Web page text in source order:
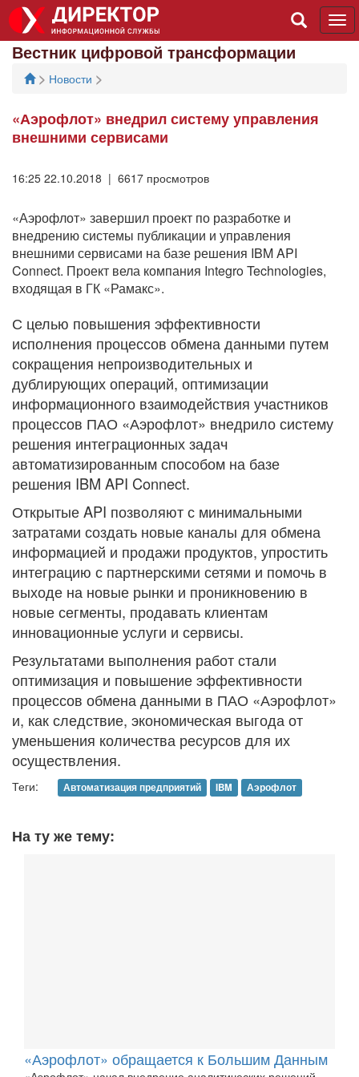
Вестник цифровой трансформации
> Новости >
«Аэрофлот» внедрил систему управления
внешними сервисами
16:25 22.10.2018 | 6617 просмотров
«Аэрофлот» завершил проект по разработке и
внедрению системы публикации и управления
внешними сервисами на базе решения IBM API
Connect. Проект вела компания Integro Technologies,
входящая в ГК «Рамакс».
С целью повышения эффективности
исполнения процессов обмена данными путем
сокращения непроизводительных и
дублирующих операций, оптимизации
информационного взаимодействия участников
процессов ПАО «Аэрофлот» внедрило систему
решения интеграционных задач
автоматизированным способом на базе
решения IBM API Connect.
Открытые API позволяют с минимальными
затратами создать новые каналы для обмена
информацией и продажи продуктов, упростить
интеграцию с партнерскими сетями и помочь в
выходе на новые рынки и проникновению в
новые сегменты, продавать клиентам
инновационные услуги и сервисы.
Результатами выполнения работ стали
оптимизация и повышение эффективности
процессов обмена данными в ПАО «Аэрофлот»
и, как следствие, экономическая выгода от
уменьшения количества ресурсов для их
осуществления.
Теги: Автоматизация предприятий IBM Аэрофлот
На ту же тему:
«Аэрофлот» обращается к Большим Данным